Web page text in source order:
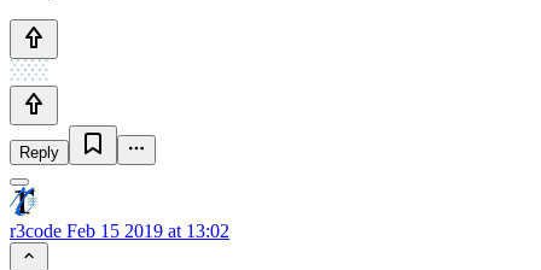
Reply
r3code Feb 15 2019 at 13:02